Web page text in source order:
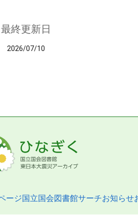
最終更新日
2026/07/10
ージ国立国会図書館サーチお知らせ